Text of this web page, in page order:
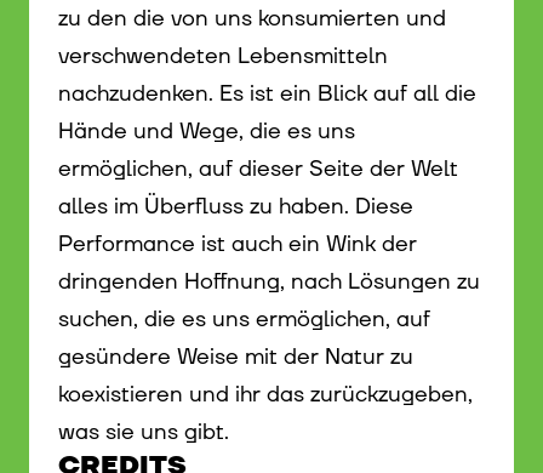
zu den die von uns konsumierten und
verschwendeten Lebensmitteln
nachzudenken. Es ist ein Blick auf all die
Hände und Wege, die es uns
ermöglichen, auf dieser Seite der Welt
alles im Überfluss zu haben. Diese
Performance ist auch ein Wink der
dringenden Hoffnung, nach Lösungen zu
suchen, die es uns ermöglichen, auf
gesündere Weise mit der Natur zu
koexistieren und ihr das zurückzugeben,
was sie uns gibt.